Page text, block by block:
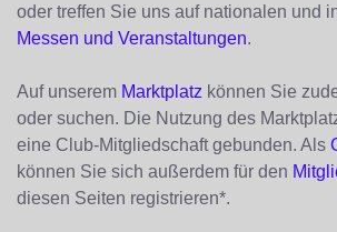
oder treffen Sie uns auf nationalen und
Messen und Veranstaltungen.
Auf unserem Marktplatz können Sie
oder suchen. Die Nutzung des
eine Club-Mitgliedschaft gebunden. Als
können Sie sich außerdem für den
diesen Seiten registrieren*.